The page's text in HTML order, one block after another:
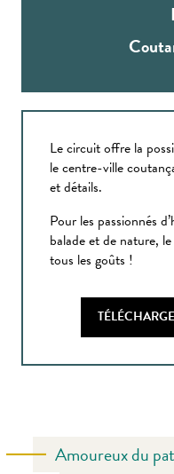
Le circuit offre la
le centre-ville
et détails.
Pour les passionnés
balade et de nature,
tous les goûts !
Amoureux du